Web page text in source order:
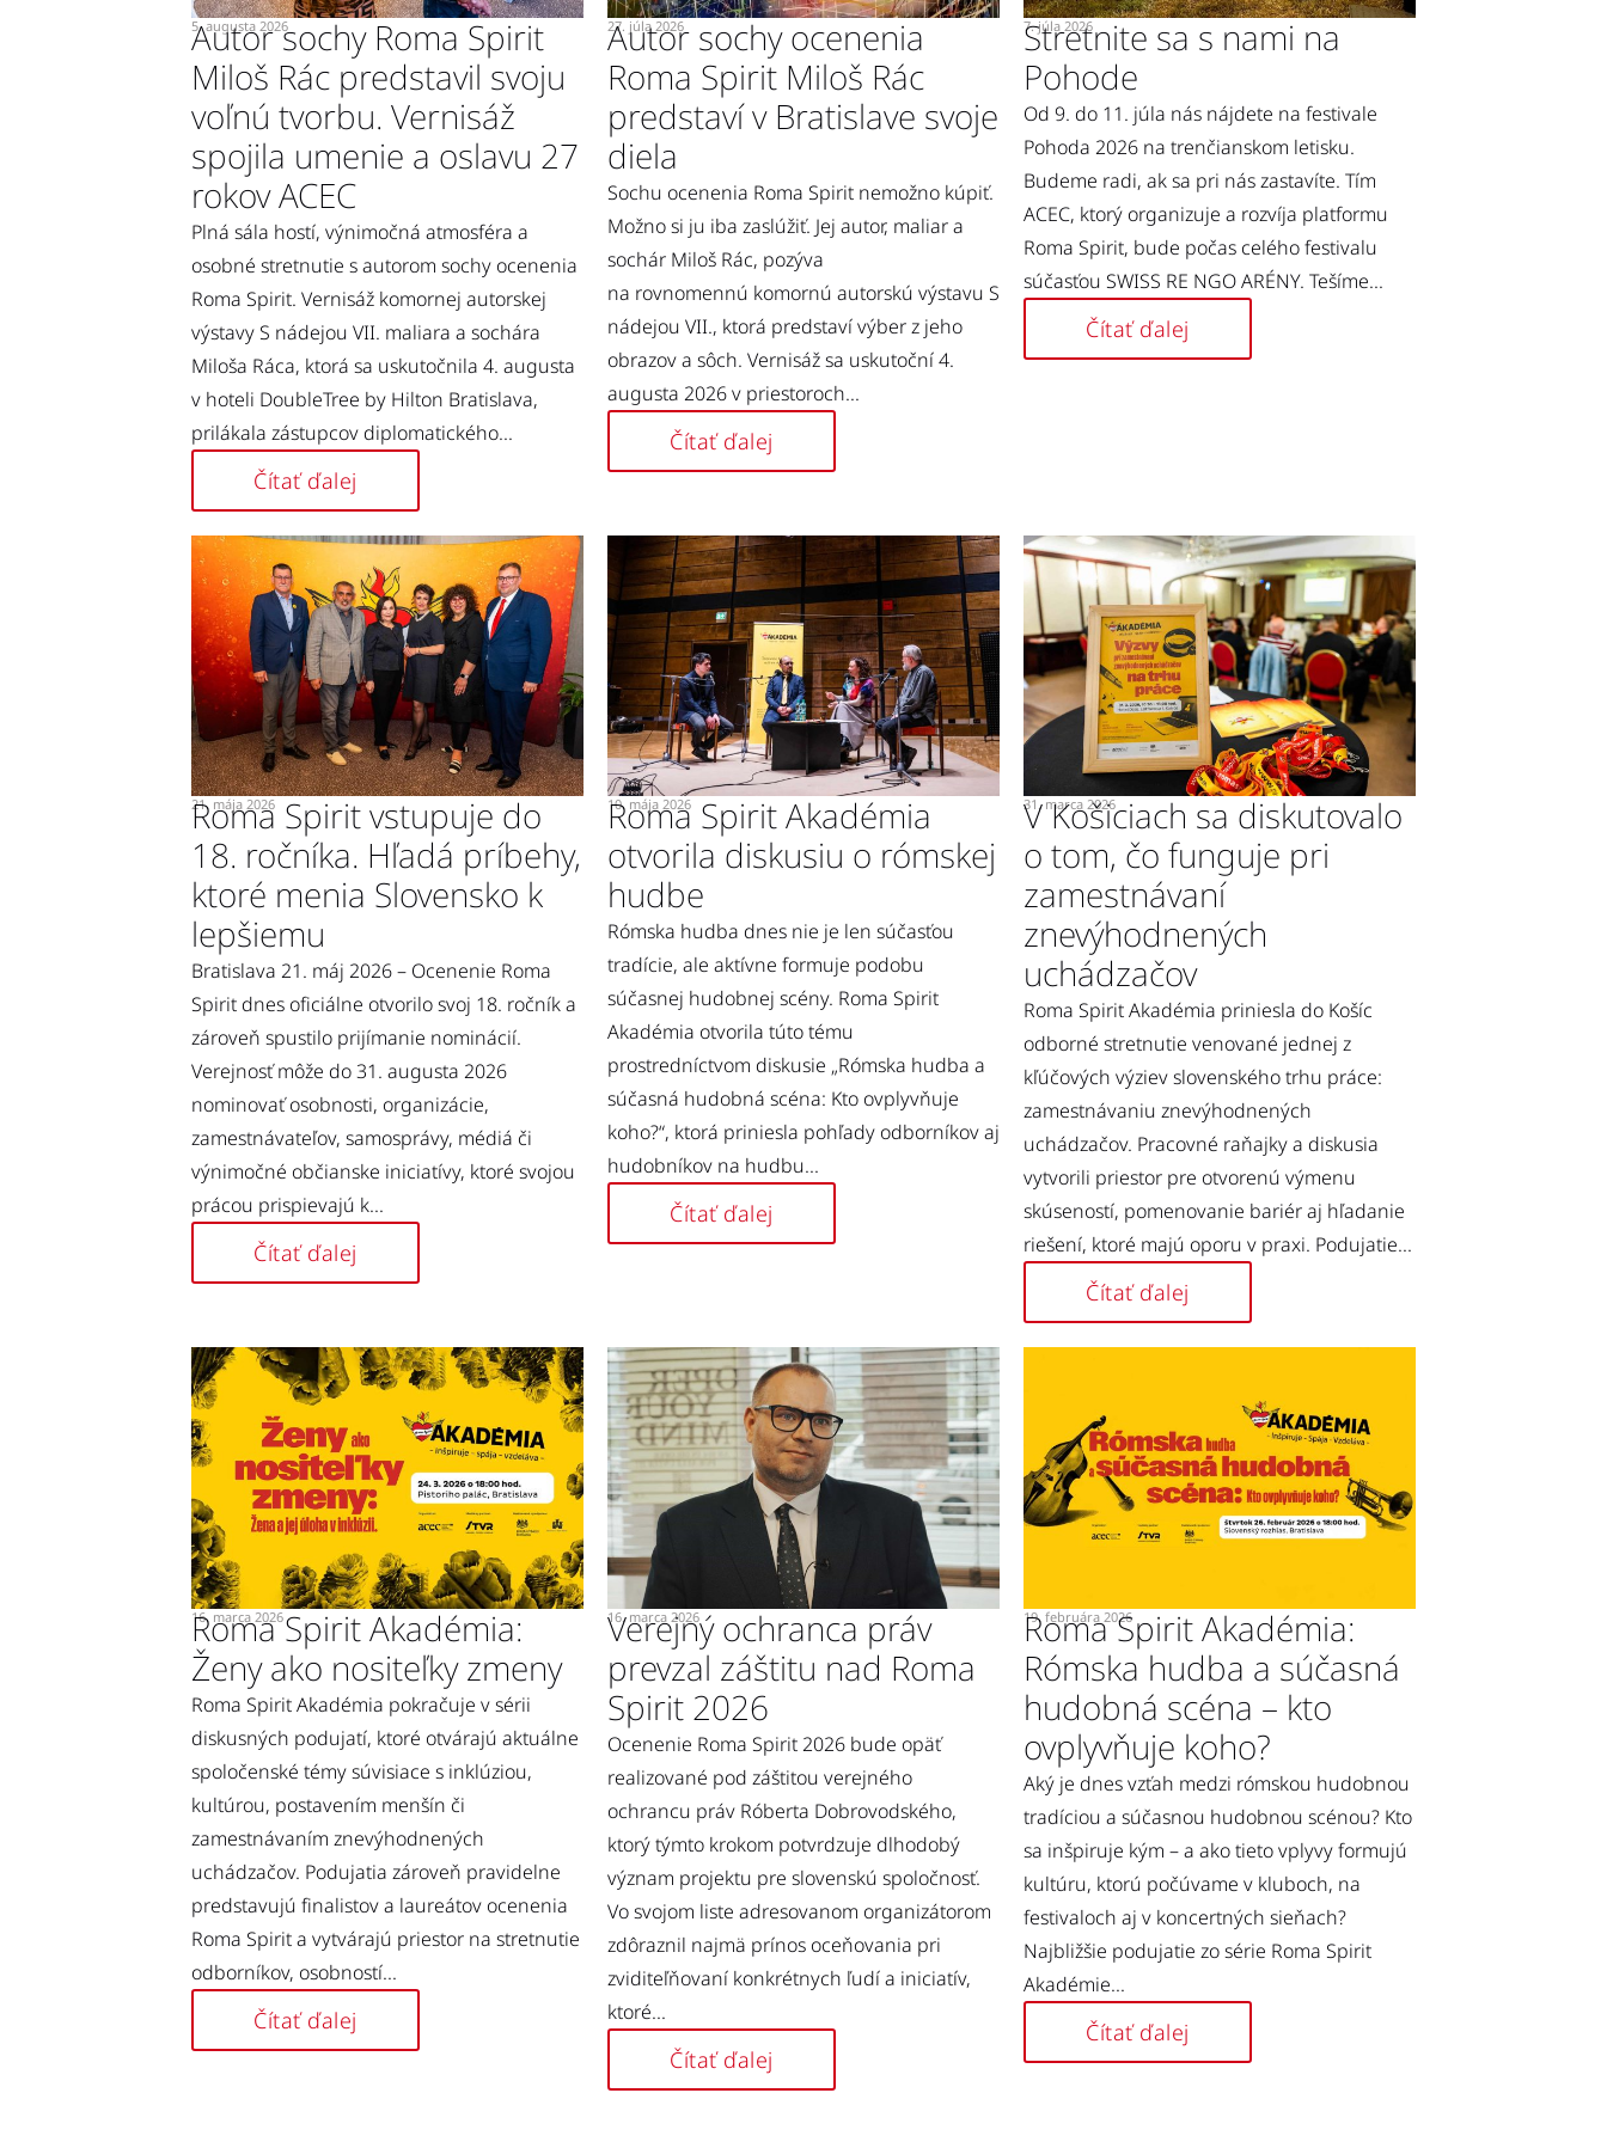
5. augusta 2026
Autor sochy Roma Spirit
Miloš Rác predstavil svoju
voľnú tvorbu. Vernisáž
spojila umenie a oslavu 27
rokov ACEC
Plná sála hostí, výnimočná atmosféra a
osobné stretnutie s autorom sochy ocenenia
Roma Spirit. Vernisáž komornej autorskej
výstavy S nádejou VII. maliara a sochára
Miloša Ráca, ktorá sa uskutočnila 4. augusta
v hoteli DoubleTree by Hilton Bratislava,
prilákala zástupcov diplomatického...
Čítať ďalej
27. júla 2026
Autor sochy ocenenia
Roma Spirit Miloš Rác
predstaví v Bratislave svoje
diela
Sochu ocenenia Roma Spirit nemožno kúpiť.
Možno si ju iba zaslúžiť. Jej autor, maliar a
sochár Miloš Rác, pozýva
na rovnomennú komornú autorskú výstavu S
nádejou VII., ktorá predstaví výber z jeho
obrazov a sôch. Vernisáž sa uskutoční 4.
augusta 2026 v priestoroch...
Čítať ďalej
7. júla 2026
Stretnite sa s nami na
Pohode
Od 9. do 11. júla nás nájdete na festivale
Pohoda 2026 na trenčianskom letisku.
Budeme radi, ak sa pri nás zastavíte. Tím
ACEC, ktorý organizuje a rozvíja platformu
Roma Spirit, bude počas celého festivalu
súčasťou SWISS RE NGO ARÉNY. Tešíme...
Čítať ďalej
21. mája 2026
Roma Spirit vstupuje do
18. ročníka. Hľadá príbehy,
ktoré menia Slovensko k
lepšiemu
Bratislava 21. máj 2026 – Ocenenie Roma
Spirit dnes oficiálne otvorilo svoj 18. ročník a
zároveň spustilo prijímanie nominácií.
Verejnosť môže do 31. augusta 2026
nominovať osobnosti, organizácie,
zamestnávateľov, samosprávy, médiá či
výnimočné občianske iniciatívy, ktoré svojou
prácou prispievajú k...
Čítať ďalej
10. mája 2026
Roma Spirit Akadémia
otvorila diskusiu o rómskej
hudbe
Rómska hudba dnes nie je len súčasťou
tradície, ale aktívne formuje podobu
súčasnej hudobnej scény. Roma Spirit
Akadémia otvorila túto tému
prostredníctvom diskusie „Rómska hudba a
súčasná hudobná scéna: Kto ovplyvňuje
koho?“, ktorá priniesla pohľady odborníkov aj
hudobníkov na hudbu...
Čítať ďalej
31. marca 2026
V Košiciach sa diskutovalo
o tom, čo funguje pri
zamestnávaní
znevýhodnených
uchádzačov
Roma Spirit Akadémia priniesla do Košíc
odborné stretnutie venované jednej z
kľúčových výziev slovenského trhu práce:
zamestnávaniu znevýhodnených
uchádzačov. Pracovné raňajky a diskusia
vytvorili priestor pre otvorenú výmenu
skúseností, pomenovanie bariér aj hľadanie
riešení, ktoré majú oporu v praxi. Podujatie...
Čítať ďalej
16. marca 2026
Roma Spirit Akadémia:
Ženy ako nositeľky zmeny
Roma Spirit Akadémia pokračuje v sérii
diskusných podujatí, ktoré otvárajú aktuálne
spoločenské témy súvisiace s inklúziou,
kultúrou, postavením menšín či
zamestnávaním znevýhodnených
uchádzačov. Podujatia zároveň pravidelne
predstavujú finalistov a laureátov ocenenia
Roma Spirit a vytvárajú priestor na stretnutie
odborníkov, osobností...
Čítať ďalej
16. marca 2026
Verejný ochranca práv
prevzal záštitu nad Roma
Spirit 2026
Ocenenie Roma Spirit 2026 bude opäť
realizované pod záštitou verejného
ochrancu práv Róberta Dobrovodského,
ktorý týmto krokom potvrdzuje dlhodobý
význam projektu pre slovenskú spoločnosť.
Vo svojom liste adresovanom organizátorom
zdôraznil najmä prínos oceňovania pri
zviditeľňovaní konkrétnych ľudí a iniciatív,
ktoré...
Čítať ďalej
19. februára 2026
Roma Spirit Akadémia:
Rómska hudba a súčasná
hudobná scéna – kto
ovplyvňuje koho?
Aký je dnes vzťah medzi rómskou hudobnou
tradíciou a súčasnou hudobnou scénou? Kto
sa inšpiruje kým – a ako tieto vplyvy formujú
kultúru, ktorú počúvame v kluboch, na
festivaloch aj v koncertných sieňach?
Najbližšie podujatie zo série Roma Spirit
Akadémie...
Čítať ďalej